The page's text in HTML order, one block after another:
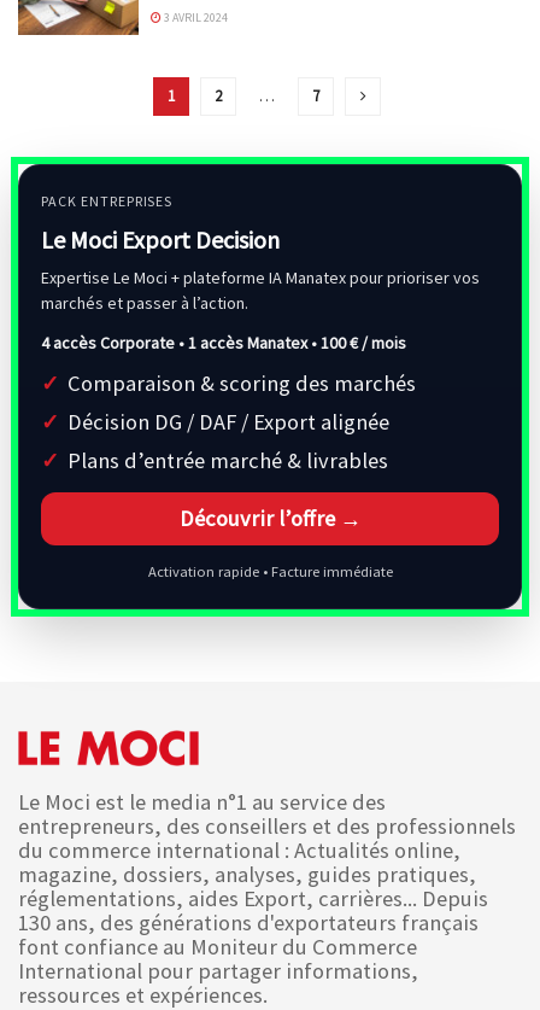
3 AVRIL 2024
1 2 … 7
PACK ENTREPRISES
Le Moci Export Decision
Expertise Le Moci + plateforme IA Manatex pour prioriser vos
marchés et passer à l’action.
4 accès Corporate • 1 accès Manatex •100 € / mois
Comparaison & scoring des marchés
Décision DG / DAF / Export alignée
Plans d’entrée marché & livrables
Découvrir l’offre →
Activation rapide • Facture immédiate
Le Moci est le media n°1 au service des
entrepreneurs, des conseillers et des professionnels
du commerce international : Actualités online,
magazine, dossiers, analyses, guides pratiques,
réglementations, aides Export, carrières... Depuis
130 ans, des générations d'exportateurs français
font confiance au Moniteur du Commerce
International pour partager informations,
ressources et expériences.